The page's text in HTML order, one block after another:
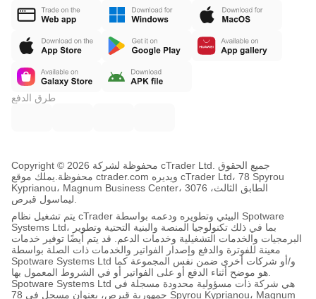
طرق الدفع
Copyright © محفوظة لشركة 2026 cTrader Ltd. جميع الحقوق
محفوظة. يملك موقع ctrader.com ويديره cTrader Ltd، 78 Spyrou
Kyprianou، Magnum Business Center، الطابق الثالث، 3076
يتم تشغيل نظام cTrader البيئي وتطويره ودعمه بواسطة Spotware
Systems Ltd، بما في ذلك تكنولوجيا المنصة والبنية التحتية وتطوير
البرمجيات والخدمات التشغيلية وخدمات الدعم. قد يتم أيضًا توفير خدمات
معينة للفوترة والدفع وإصدار الفواتير والخدمات ذات الصلة بواسطة
Spotware Systems Ltd و/أو شركات أخرى ضمن نفس المجموعة كما
هو موضح أثناء الدفع أو على الفواتير أو في الشروط المعمول بها.
Spotware Systems Ltd هي شركة ذات مسؤولية محدودة مسجلة في
جمهورية قبرص، بعنوان مسجل في 78 Spyrou Kyprianou، Magnum